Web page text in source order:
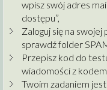
wpisz swój adres
dostępu”,
Zaloguj się na
sprawdź folder
Przepisz kod do
wiadomości z kodem,
Twoim zadaniem